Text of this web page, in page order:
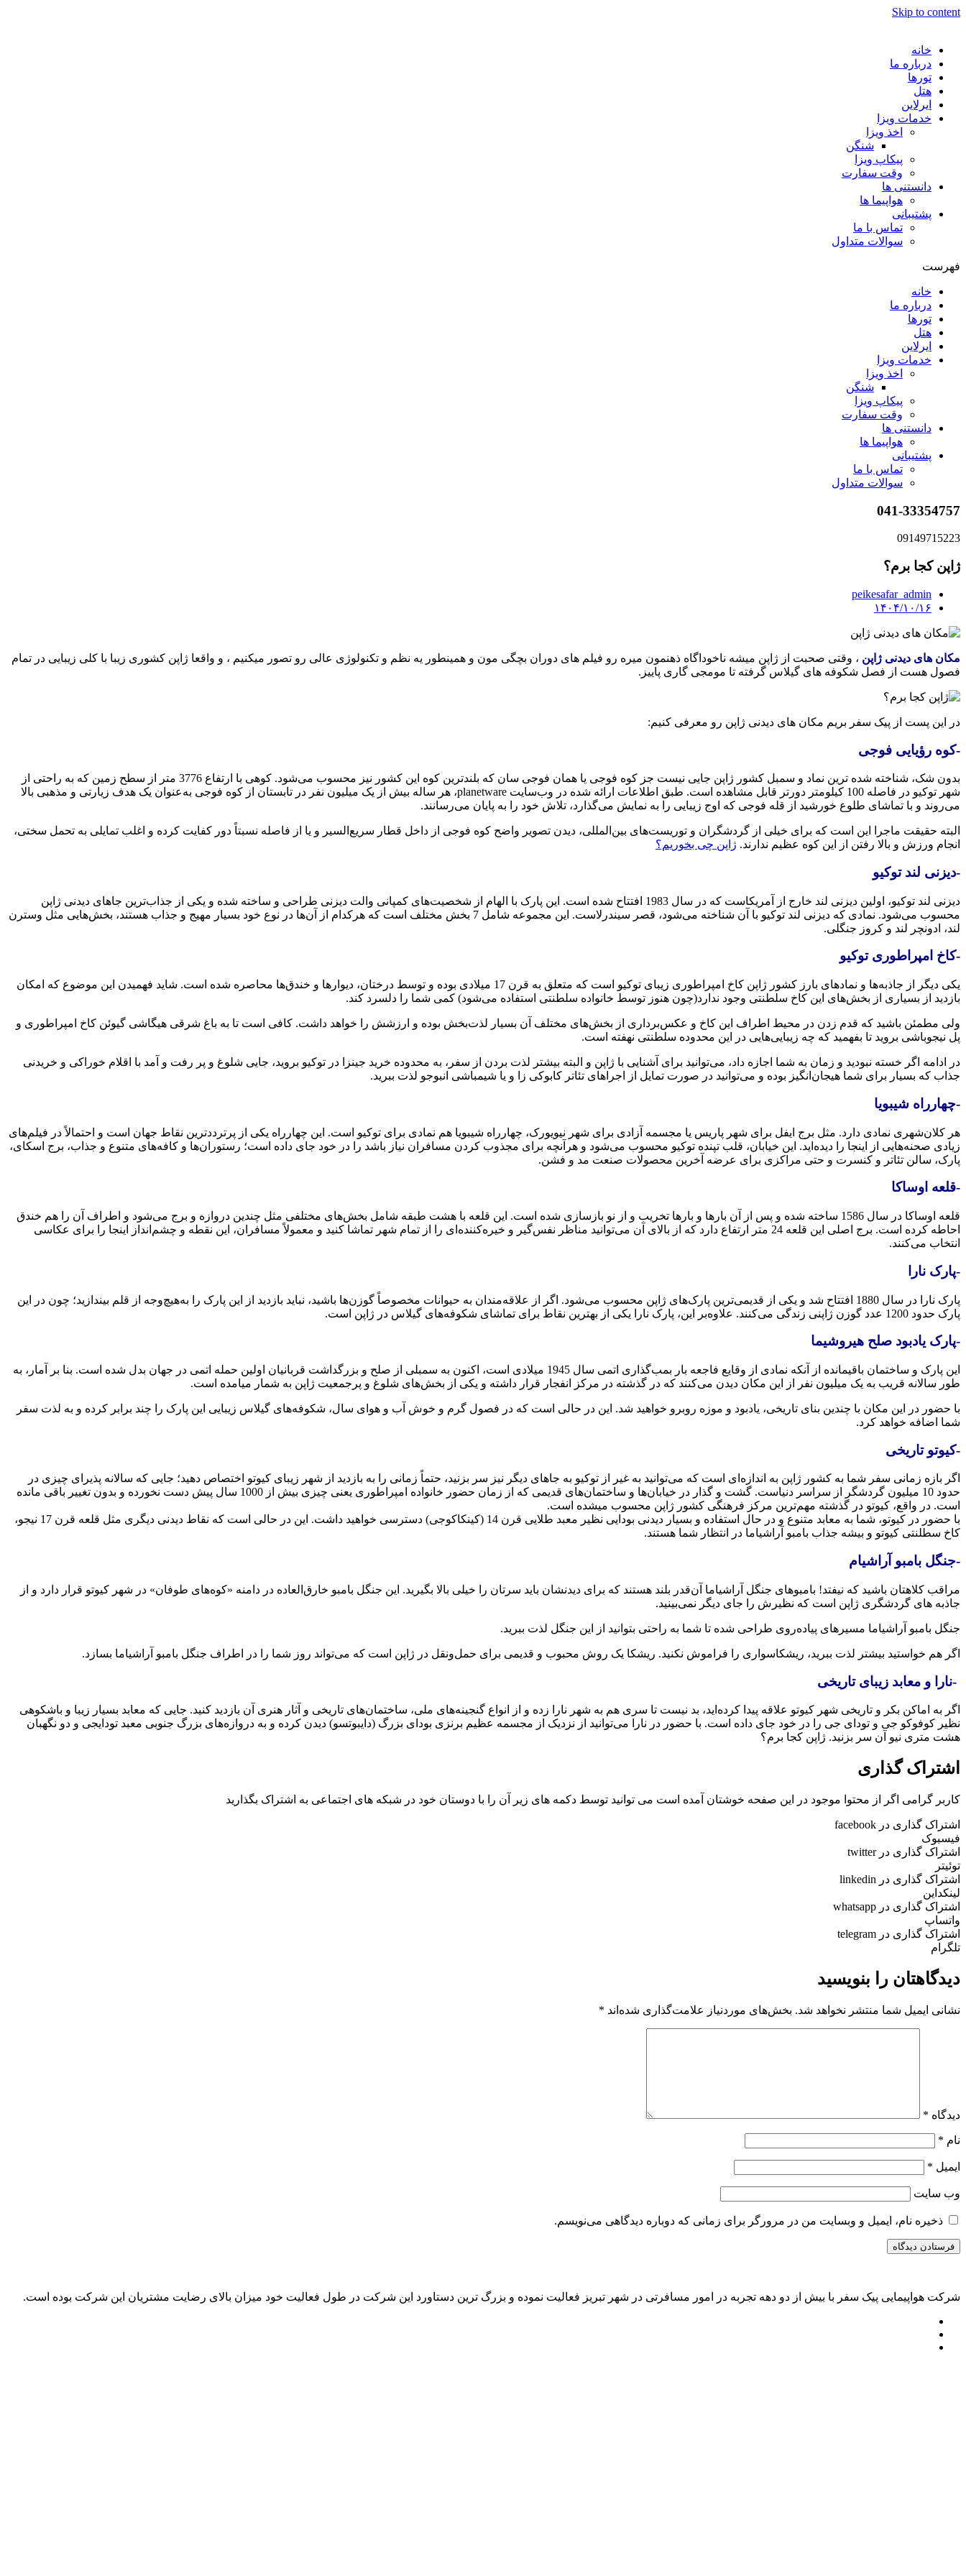
Skip to content
خانه
درباره ما
تورها
هتل
ایرلاین
خدمات ویزا
اخذ ویزا
شنگن
پیکاپ ویزا
وقت سفارت
دانستنی ها
هواپیما ها
پشتیبانی
تماس با ما
سوالات متداول
فهرست
خانه
درباره ما
تورها
هتل
ایرلاین
خدمات ویزا
اخذ ویزا
شنگن
پیکاپ ویزا
وقت سفارت
دانستنی ها
هواپیما ها
پشتیبانی
تماس با ما
سوالات متداول
041-33354757
09149715223
ژاپن کجا برم؟
peikesafar_admin
۱۴۰۴/۱۰/۱۶
مکان های دیدنی ژاپن ، وقتی صحبت از ژاپن میشه ناخوداگاه ذهنمون میره رو فیلم های دوران بچگی مون و همینطور یه نظم و تکنولوژی عالی رو تصور میکنیم ، و واقعا ژاپن کشوری زیبا با کلی زیبایی در تمام
فصول هست از فصل شکوفه های گیلاس گرفته تا مومجی گاری پاییز.
در این پست از پیک سفر بریم مکان های دیدنی ژاپن رو معرفی کنیم:
-کوه رؤیایی فوجی
بدون شک، شناخته شده ترین نماد و سمبل کشور ژاپن جایی نیست جز کوه فوجی یا همان فوجی سان که بلندترین کوه این کشور نیز محسوب می‌شود. کوهی با ارتفاع 3776 متر از سطح زمین که به راحتی از
شهر توکیو در فاصله 100 کیلومتر دورتر قابل مشاهده است. طبق اطلاعات ارائه شده در وب‌سایت planetware، هر ساله بیش از یک میلیون نفر در تابستان از کوه فوجی به‌عنوان یک هدف زیارتی و مذهبی بالا
می‌روند و با تماشای طلوع خورشید از قله فوجی که اوج زیبایی را به نمایش می‌گذارد، تلاش خود را به پایان می‌رسانند.
البته حقیقت ماجرا این است که برای خیلی از گردشگران و توریست‌های بین‌المللی، دیدن تصویر واضح کوه فوجی از داخل قطار سریع‌السیر و یا از فاصله نسبتاً دور کفایت کرده و اغلب تمایلی به تحمل سختی،
انجام ورزش و بالا رفتن از این کوه عظیم ندارند. ژاپن چی بخوریم؟
-دیزنی‌ لند توکیو
دیزنی‌ لند توکیو، اولین دیزنی‌ لند خارج از آمریکاست که در سال 1983 افتتاح شده است. این پارک با الهام از شخصیت‌های کمپانی والت دیزنی طراحی و ساخته شده و یکی از جذاب‌ترین جاهای دیدنی ژاپن
محسوب می‌شود. نمادی که دیزنی‌ لند توکیو با آن شناخته می‌شود، قصر سیندرلاست. این مجموعه شامل 7 بخش مختلف است که هرکدام از آن‌ها در نوع خود بسیار مهیج و جذاب هستند، بخش‌هایی مثل وسترن
لند، ادونچر لند و کروز جنگلی.
-کاخ امپراطوری توکیو
یکی دیگر از جاذبه‌ها و نمادهای بارز کشور ژاپن کاخ امپراطوری زیبای توکیو است که متعلق به قرن 17 میلادی بوده و توسط درختان، دیوارها و خندق‌ها محاصره شده است. شاید فهمیدن این موضوع که امکان
بازدید از بسیاری از بخش‌های این کاخ سلطنتی وجود ندارد(چون هنوز توسط خانواده سلطنتی استفاده می‌شود) کمی شما را دلسرد کند.
ولی مطمئن باشید که قدم زدن در محیط اطراف این کاخ و عکس‌برداری از بخش‌های مختلف آن بسیار لذت‌بخش بوده و ارزشش را خواهد داشت. کافی است تا به باغ شرقی هیگاشی گیوئن کاخ امپراطوری و
پل نیجوباشی بروید تا بفهمید که چه زیبایی‌هایی در این محدوده سلطنتی نهفته است.
در ادامه اگر خسته نبودید و زمان به شما اجازه داد، می‌توانید برای آشنایی با ژاپن و البته بیشتر لذت بردن از سفر، به محدوده خرید جینزا در توکیو بروید، جایی شلوغ و پر رفت و آمد با اقلام خوراکی و خریدنی
جذاب که بسیار برای شما هیجان‌انگیز بوده و می‌توانید در صورت تمایل از اجراهای تئاتر کابوکی زا و یا شیمباشی انبوجو لذت ببرید.
-چهارراه شیبویا
هر کلان‌شهری نمادی دارد. مثل برج ایفل برای شهر پاریس یا مجسمه آزادی برای شهر نیویورک، چهارراه شیبویا هم نمادی برای توکیو است. این چهارراه یکی از پرترددترین نقاط جهان است و احتمالاً در فیلم‌های
زیادی صحنه‌هایی از اینجا را دیده‌اید. این خیابان، قلب تپنده توکیو محسوب می‌شود و هرآنچه برای مجذوب کردن مسافران نیاز باشد را در خود جای داده است؛ رستوران‌ها و کافه‌های متنوع و جذاب، برج اسکای،
پارک، سالن تئاتر و کنسرت و حتی مراکزی برای عرضه آخرین محصولات صنعت مد و فشن.
-قلعه اوساکا
قلعه اوساکا در سال 1586 ساخته شده و پس از آن بارها و بارها تخریب و از نو بازسازی شده است. این قلعه با هشت طبقه شامل بخش‌های مختلفی مثل چندین دروازه‌‌ و برج‌ می‌شود و اطراف آن را هم خندق
احاطه کرده است. برج اصلی این قلعه 24 متر ارتفاع دارد که از بالای آن می‌توانید مناظر نفس‌گیر و خیره‌کننده‌ای را از تمام شهر تماشا کنید و معمولاً مسافران، این نقطه و چشم‌انداز اینجا را برای عکاسی
انتخاب می‌کنند.
-پارک نارا
پارک نارا در سال 1880 افتتاح شد و یکی از قدیمی‌ترین پارک‌های ژاپن محسوب می‌شود. اگر از علاقه‌مندان به حیوانات مخصوصاً گوزن‌ها باشید، نباید بازدید از این پارک را به‌هیچ‌وجه از قلم بیندازید؛ چون در این
پارک حدود 1200 عدد گوزن ژاپنی زندگی می‌کنند. علاوه‌بر این، پارک نارا یکی از بهترین نقاط برای تماشای شکوفه‌های گیلاس در ژاپن است.
-پارک یادبود صلح هیروشیما
این پارک و ساختمان باقیمانده از آنکه نمادی از وقایع فاجعه بار بمب‌گذاری اتمی سال 1945 میلادی است، اکنون به سمبلی از صلح و بزرگداشت قربانیان اولین حمله اتمی در جهان بدل شده است. بنا بر آمار، به
طور سالانه قریب به یک میلیون نفر از این مکان دیدن می‌کنند که در گذشته در مرکز انفجار قرار داشته و یکی از بخش‌های شلوغ و پرجمعیت ژاپن به شمار میامده است.
با حضور در این مکان با چندین بنای تاریخی، یادبود و موزه روبرو خواهید شد. این در حالی است که در فصول گرم و خوش آب و هوای سال، شکوفه‌های گیلاس زیبایی این پارک را چند برابر کرده و به لذت سفر
شما اضافه خواهد کرد.
-کیوتو تاریخی
اگر بازه زمانی سفر شما به کشور ژاپن به اندازه‌ای است که می‌توانید به غیر از توکیو به جاهای دیگر نیز سر بزنید، حتماً زمانی را به بازدید از شهر زیبای کیوتو اختصاص دهید؛ جایی که سالانه پذیرای چیزی در
حدود 10 میلیون گردشگر از سراسر دنیاست. گشت و گذار در خیابان‌ها و ساختمان‌های قدیمی که از زمان حضور خانواده امپراطوری یعنی چیزی بیش از 1000 سال پیش دست نخورده و بدون تغییر باقی مانده
است. در واقع، کیوتو در گذشته مهم‌ترین مرکز فرهنگی کشور ژاپن محسوب میشده است.
با حضور در کیوتو، شما به معابد متنوع و در حال استفاده و بسیار دیدنی بودایی نظیر معبد طلایی قرن 14 (کینکاکوجی) دسترسی خواهید داشت. این در حالی است که نقاط دیدنی دیگری مثل قلعه قرن 17 نیجو،
کاخ سطلنتی کیوتو و بیشه جذاب بامبو آراشیاما در انتظار شما هستند.
-جنگل بامبو آراشیام
مراقب کلاهتان باشید که نیفتد! بامبوهای جنگل آراشیاما آن‌قدر بلند هستند که برای دیدنشان باید سرتان را خیلی بالا بگیرید. این جنگل بامبو خارق‌العاده در دامنه «کوه‌های طوفان» در شهر کیوتو قرار دارد و از
جاذبه های گردشگری ژاپن است که نظیرش را جای دیگر نمی‌بینید.
جنگل بامبو آراشیاما مسیرهای پیاده‌روی طراحی شده تا شما به راحتی بتوانید از این جنگل لذت ببرید.
اگر هم خواستید بیشتر لذت ببرید، ریشکاسواری را فراموش نکنید. ریشکا یک روش محبوب و قدیمی برای حمل‌و‌نقل در ژاپن است که می‌تواند روز شما را در اطراف جنگل‌ بامبو آراشیاما بسازد.
-نارا و معابد زیبای تاریخی
اگر به اماکن بکر و تاریخی شهر کیوتو علاقه پیدا کرده‌اید، بد نیست تا سری هم به شهر نارا زده و از انواع گنجینه‌های ملی، ساختمان‌های تاریخی و آثار هنری آن بازدید کنید. جایی که معابد بسیار زیبا و باشکوهی
نظیر کوفوکو جی و تودای جی را در خود جای داده است. با حضور در نارا می‌توانید از نزدیک از مجسمه عظیم برنزی بودای بزرگ (دایبوتسو) دیدن کرده و به دروازه‌های بزرگ جنوبی معبد تودایجی و دو نگهبان
هشت متری نیو آن سر بزنید. ژاپن کجا برم؟
اشتراک گذاری
کاربر گرامی اگر از محتوا موجود در این صفحه خوشتان آمده است می توانید توسط دکمه های زیر آن را با دوستان خود در شبکه های اجتماعی به اشتراک بگذارید
اشتراک گذاری در facebook
فیسبوک
اشتراک گذاری در twitter
توئیتر
اشتراک گذاری در linkedin
لینکداین
اشتراک گذاری در whatsapp
واتساپ
اشتراک گذاری در telegram
تلگرام
دیدگاهتان را بنویسید
نشانی ایمیل شما منتشر نخواهد شد. بخش‌های موردنیاز علامت‌گذاری شده‌اند *
دیدگاه *
نام *
ایمیل *
وب‌ سایت
ذخیره نام، ایمیل و وبسایت من در مرورگر برای زمانی که دوباره دیدگاهی می‌نویسم.
شرکت هواپیمایی پیک سفر با بیش از دو دهه تجربه در امور مسافرتی در شهر تبریز فعالیت نموده و بزرگ ترین دستاورد این شرکت در طول فعالیت خود میزان بالای رضایت مشتریان این شرکت بوده است.